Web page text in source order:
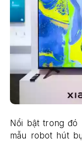
Nổi bật trong đó
mẫu robot hút